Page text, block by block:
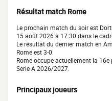
Résultat match Rome
Le prochain match du soir est
15 août 2026 à 17:30 dans le
Le résultat du dernier match en
Rome est 3-0.
Rome occupe actuellement la
Serie A 2026/2027.
Principaux joueurs